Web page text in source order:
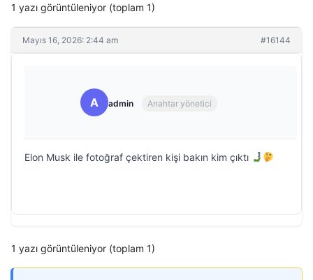
1 yazı görüntüleniyor (toplam 1)
Mayıs 16, 2026: 2:44 am #16144
A admin Anahtar yönetici
Elon Musk ile fotoğraf çektiren kişi bakın kim çıktı
1 yazı görüntüleniyor (toplam 1)